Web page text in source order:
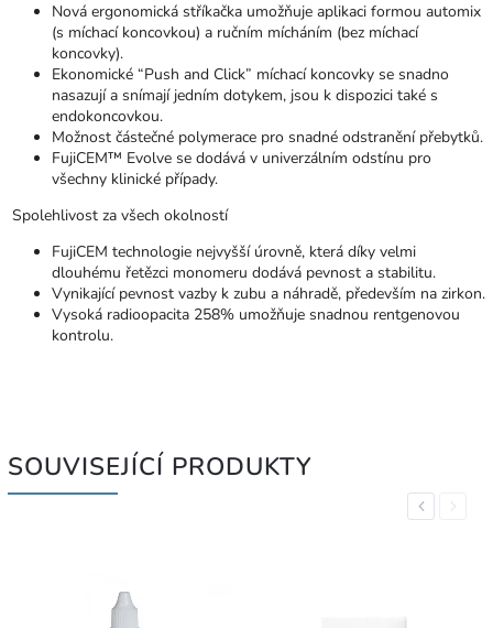
Nová ergonomická stříkačka umožňuje aplikaci formou automix
(s míchací koncovkou) a ručním mícháním (bez míchací
koncovky).
Ekonomické “Push and Click” míchací koncovky se snadno
nasazují a snímají jedním dotykem, jsou k dispozici také s
endokoncovkou.
Možnost částečné polymerace pro snadné odstranění přebytků.
FujiCEM™ Evolve se dodává v univerzálním odstínu pro
všechny klinické případy.
Spolehlivost za všech okolností
FujiCEM technologie nejvyšší úrovně, která díky velmi
dlouhému řetězci monomeru dodává pevnost a stabilitu.
Vynikající pevnost vazby k zubu a náhradě, především na zirkon.
Vysoká radioopacita 258% umožňuje snadnou rentgenovou
kontrolu.
SOUVISEJÍCÍ PRODUKTY
PreviousNext